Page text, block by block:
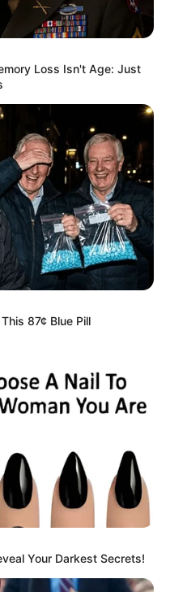
Loss Isn't Age: Just
87¢ Blue Pill
Your Darkest Secrets!